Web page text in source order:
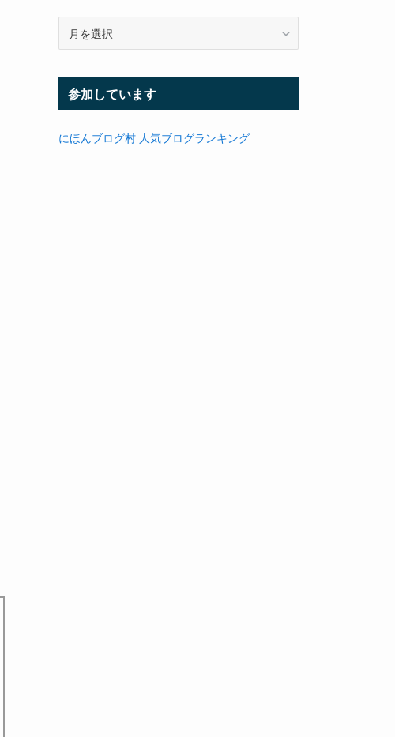
イ
ブ参加しています
にほんブログ村 人気ブログランキング